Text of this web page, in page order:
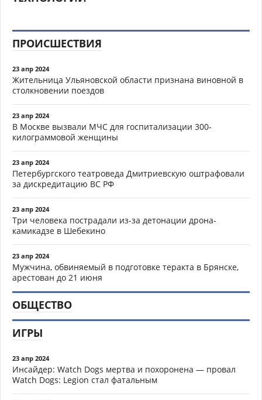
ПРОИСШЕСТВИЯ
23 апр 2024
Жительница Ульяновской области признана виновной в
столкновении поездов
23 апр 2024
В Москве вызвали МЧС для госпитализации 300-
килограммовой женщины
23 апр 2024
Петербургского театроведа Дмитриевскую оштрафовали
за дискредитацию ВС РФ
23 апр 2024
Три человека пострадали из-за детонации дрона-
камикадзе в Шебекино
23 апр 2024
Мужчина, обвиняемый в подготовке теракта в Брянске,
арестован до 21 июня
ОБЩЕСТВО
ИГРЫ
23 апр 2024
Инсайдер: Watch Dogs мертва и похоронена — провал
Watch Dogs: Legion стал фатальным